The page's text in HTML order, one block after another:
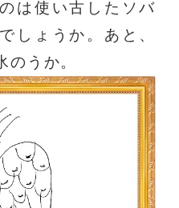
は使い古したソバ
しょうか。あと、
のうか。